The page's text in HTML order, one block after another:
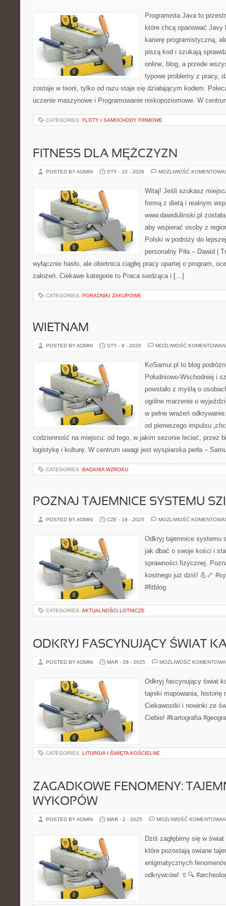
Programista Java to
które chcą opanować
karierę programistyczną,
piszą kod i szukają
online, blog, a przede
typowe problemy z pracy,
zostaje w teorii, tylko od razu staje się działającym kodem.
uczenie maszynowe i Programowanie niskopoziomowe. W
CATEGORIES: FLOTY I SAMOCHODY FIRMOWE
FITNESS DLA MĘŻCZYZN
POSTED BY ADMIN STY - 10 - 2026 MOŻLIWOŚĆ
Witaj! Jeśli szukasz
formą z dietą i realnym
www.dawidulinski.pl
aby wspierać osoby z
Polski w podróży do
personalny Piła – Dawid |
wyłącznie hasło, ale obietnica ciągłej pracy opartej o program,
założeń. Ciekawe kategorie to Praca siedząca i […]
CATEGORIES: PORADNIKI ZAKUPOWE
WIETNAM
POSTED BY ADMIN STY - 8 - 2026 MOŻLIWOŚĆ
KoSamui.pl to blog
Południowo-Wschodniej i
powstało z myślą o
ogólne marzenie o
w pełne wrażeń
od pierwszego impulsu
codzienność na miejscu: od tego, w jakim sezonie lecieć, przez
logistykę i kulturę. W centrum uwagi jest wyspiarska perła –
CATEGORIES: BADANIA WZROKU
POZNAJ TAJEMNICE SYSTEMU
POSTED BY ADMIN CZE - 19 - 2025 MOŻLIWOŚĆ
Odkryj tajemnice systemu
jak dbać o swoje kości i
sprawności fizycznej.
kostnego już dziś! 💪🦴
#fitblog
CATEGORIES: AKTUALNOŚCI LOTNICZE
ODKRYJ FASCYNUJĄCY ŚWIAT
POSTED BY ADMIN MAR - 28 - 2025 MOŻLIWOŚĆ
Odkryj fascynujący świat
tajniki mapowania, historię
Ciekawostki i nowinki ze
Ciebie! #kartografia
CATEGORIES: LITURGIA I ŚWIĘTA KOŚCIELNE
ZAGADKOWE FENOMENY:
WYKOPÓW
POSTED BY ADMIN MAR - 2 - 2025 MOŻLIWOŚĆ
Dziś zagłębimy się w
które pozostają owiane
enigmatycznych
odkrywców! 🏺🔍